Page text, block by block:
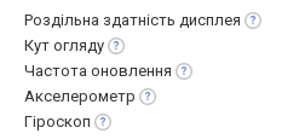
Роздільна здатність дисплея
Кут огляду
Частота оновлення
Акселерометр
Гіроскоп